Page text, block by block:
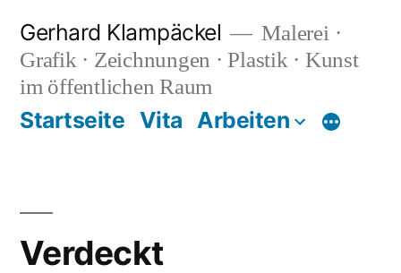
Inhalt
springen
Gerhard Klampäckel
Malerei ·
Grafik · Zeichnungen · Plastik · Kunst
im öffentlichen Raum
Startseite Vita Arbeiten Mehr
Verdeckt